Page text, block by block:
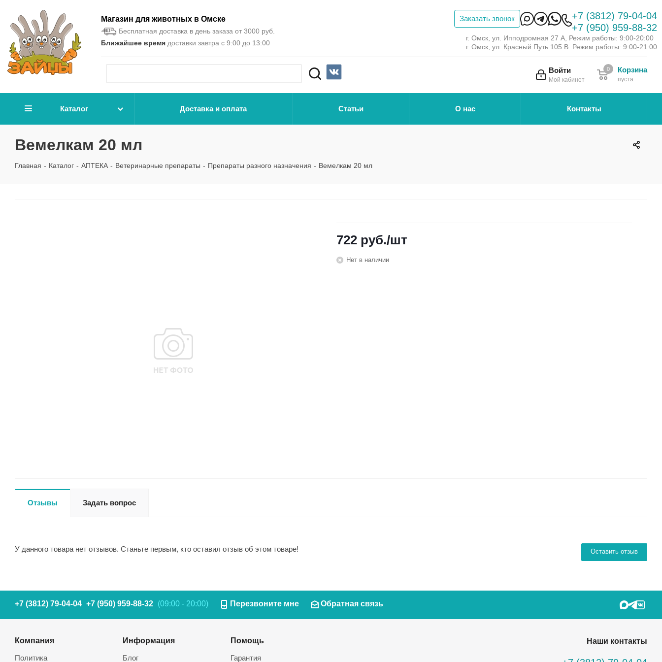
Магазин для животных в Омске
Бесплатная доставка в день заказа от 3000 руб.
Ближайшее время доставки завтра с 9:00 до 13:00
Заказать звонок
+7 (3812) 79-04-04
+7 (950) 959-88-32
г. Омск, ул. Ипподромная 27 А, Режим работы: 9:00-20:00
г. Омск, ул. Красный Путь 105 В. Режим работы: 9:00-21:00
Войти
Мой кабинет
Корзина
пуста
0
Каталог Доставка и оплата Статьи О нас Контакты
Вемелкам 20 мл
Главная - Каталог - АПТЕКА - Ветеринарные препараты - Препараты разного назначения - Вемелкам 20 мл
722 руб./шт
Нет в наличии
Отзывы Задать вопрос
Оставить отзыв
У данного товара нет отзывов. Станьте первым, кто оставил отзыв об этом товаре!
+7 (3812) 79-04-04 +7 (950) 959-88-32 (09:00 - 20:00) Перезвоните мне Обратная связь
Компания
Политика
Информация
Блог
Помощь
Гарантия
Наши контакты